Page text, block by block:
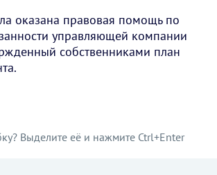
оказана правовая помощь по
управляющей компании
собственниками план
Выделите её и нажмите Ctrl+Enter